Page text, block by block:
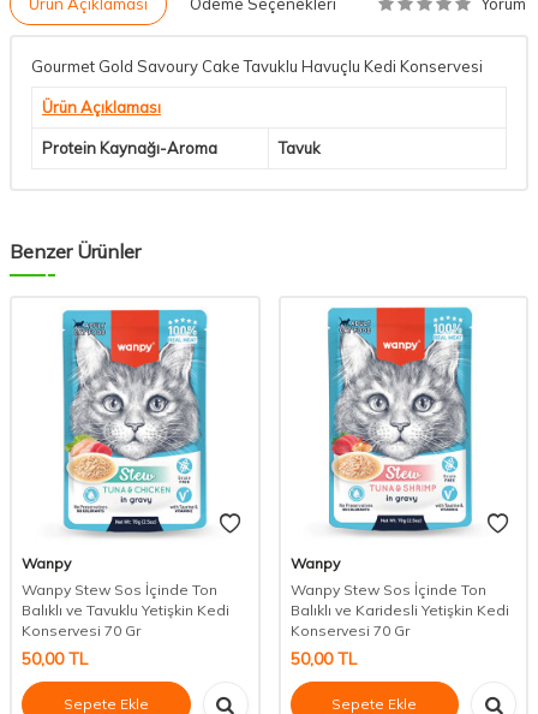
Ürün Açıklaması Ödeme Seçenekleri
Gourmet Gold Savoury Cake Tavuklu Havuçlu Kedi Konservesi
Ürün Açıklaması
Protein Kaynağı-Aroma Tavuk
Benzer Ürünler
Wanpy
Wanpy Stew Sos İçinde Ton
Balıklı ve Tavuklu Yetişkin Kedi
Konservesi 70 Gr
50,00TL
Sepete Ekle
Wanpy
Wanpy Stew Sos İçinde Ton
Balıklı ve Karidesli Yetişkin Kedi
Konservesi 70 Gr
50,00TL
Sepete Ekle